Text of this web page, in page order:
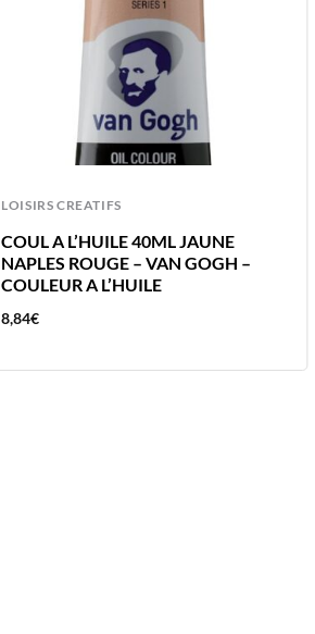
LOISIRS CREATIFS
COUL A L’HUILE 40ML JAUNE
NAPLES ROUGE – VAN GOGH –
COULEUR A L’HUILE
8,84€